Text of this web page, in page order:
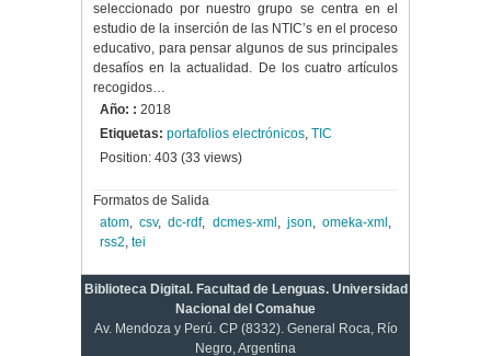
seleccionado por nuestro grupo se centra en el
estudio de la inserción de las NTIC’s en el proceso
educativo, para pensar algunos de sus principales
desafíos en la actualidad. De los cuatro artículos
recogidos…
Año: : 2018
Etiquetas: portafolios electrónicos, TIC
Position: 403 (33 views)
Formatos de Salida
atom,csv,dc-rdf, dcmes-xml , json,omeka-xml ,
rss2, tei
Biblioteca Digital. Facultad de Lenguas. Universidad
Nacional del Comahue
Av. Mendoza y Perú. CP (8332). General Roca, Río
Negro, Argentina